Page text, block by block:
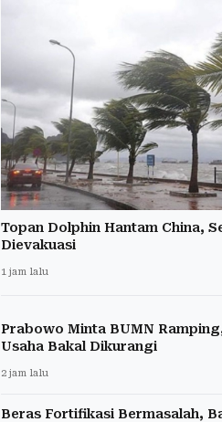
Topan Dolphin Hantam China,
Dievakuasi
1 jam lalu
Prabowo Minta BUMN
Usaha Bakal Dikurangi
2 jam lalu
Beras Fortifikasi Bermasalah,